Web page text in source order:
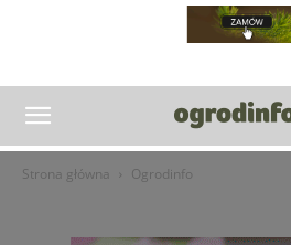
Strona główna Ogrodinfo